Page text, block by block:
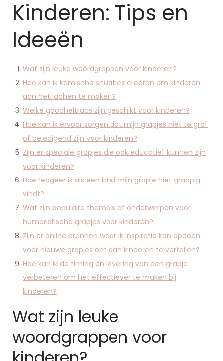
Kinderen: Tips en
Ideeën
Wat zijn leuke woordgrappen voor kinderen?
Hoe kan ik komische situaties creëren om kinderen
aan het lachen te maken?
Welke goocheltrucs zijn geschikt voor kinderen?
Hoe kan ik ervoor zorgen dat mijn grapjes niet te grof
of beledigend zijn voor kinderen?
Zijn er speciale grapjes die ook educatief kunnen zijn
voor kinderen?
Hoe reageer ik als een kind mijn grapje niet grappig
vindt?
Wat zijn populaire thema’s of onderwerpen voor
humoristische grapjes voor kinderen?
Zijn er online bronnen waar ik inspiratie kan opdoen
voor nieuwe grapjes om aan kinderen te vertellen?
Hoe kan ik de timing en levering van een grapje
verbeteren om het effectiever te maken bij
kinderen?
Wat zijn leuke
woordgrappen voor